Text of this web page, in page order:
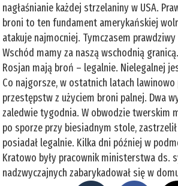
nagłaśnianie każdej strzelaniny w USA.
broni to ten fundament amerykańskiej
atakuje najmocniej. Tymczasem prawdziwy
Wschód mamy za naszą wschodnią
Rosjan mają broń – legalnie. Nielegalnej
Co najgorsze, w ostatnich latach lawinowo
przestępstw z użyciem broni palnej. Dwa
zaledwie tygodnia. W obwodzie twerskim
po sporze przy biesiadnym stole,
posiadał legalnie. Kilka dni później w
Kratowo były pracownik ministerstwa ds.
nadzwyczajnych zabarykadował się w